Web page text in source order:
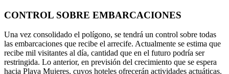
CONTROL SOBRE EMBARCACIONES
Una vez consolidado el polígono, se tendrá un control sobre todas
las embarcaciones que recibe el arrecife. Actualmente se estima que
recibe mil visitantes al día, cantidad que en el futuro podría ser
restringida. Lo anterior, en previsión del crecimiento que se espera
hacia Playa Mujeres, cuyos hoteles ofrecerán actividades actuáticas.